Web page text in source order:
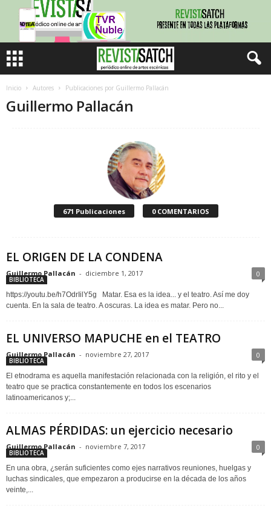
Inicio Autores Publicaciones por Guillermo Pallacán
Guillermo Pallacán
671 Publicaciones 0 COMENTARIOS
EL ORIGEN DE LA CONDENA
Guillermo Pallacán - diciembre 1, 2017 0
BIBLIOTECA
https://youtu.be/h7OdrIilY5g Matar. Esa es la idea... y el teatro. Así me doy
cuenta. En la sala de teatro. A oscuras. La idea es matar. Pero no...
EL UNIVERSO MAPUCHE en el TEATRO
Guillermo Pallacán - noviembre 27, 2017 0
BIBLIOTECA
El etnodrama es aquella manifestación relacionada con la religión, el rito y el
teatro que se practica constantemente en todos los escenarios
latinoamericanos y;...
ALMAS PÉRDIDAS: un ejercicio necesario
Guillermo Pallacán - noviembre 7, 2017 0
BIBLIOTECA
En una obra, ¿serán suficientes como ejes narrativos reuniones, huelgas y
luchas sindicales, que empezaron a producirse en la década de los años
veinte,...